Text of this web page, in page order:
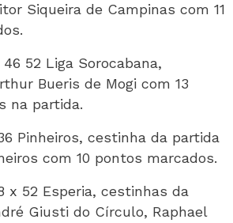
Siqueira de Campinas com 11
52 Liga Sorocabana,
Bueris de Mogi com 13
na partida.
Pinheiros, cestinha da partida
com 10 pontos marcados.
x 52 Esperia, cestinhas da
Giusti do Círculo, Raphael